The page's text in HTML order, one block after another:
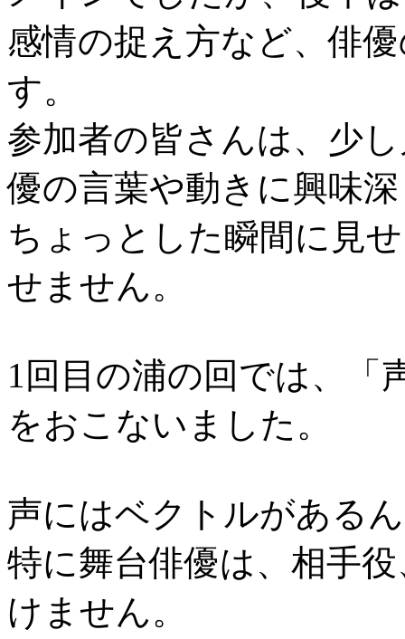
感情の捉え方など、俳
す。
参加者の皆さんは、少
優の言葉や動きに興味
ちょっとした瞬間に見
せません。
1回目の浦の回では、「
をおこないました。
声にはベクトルがある
特に舞台俳優は、相手
けません。